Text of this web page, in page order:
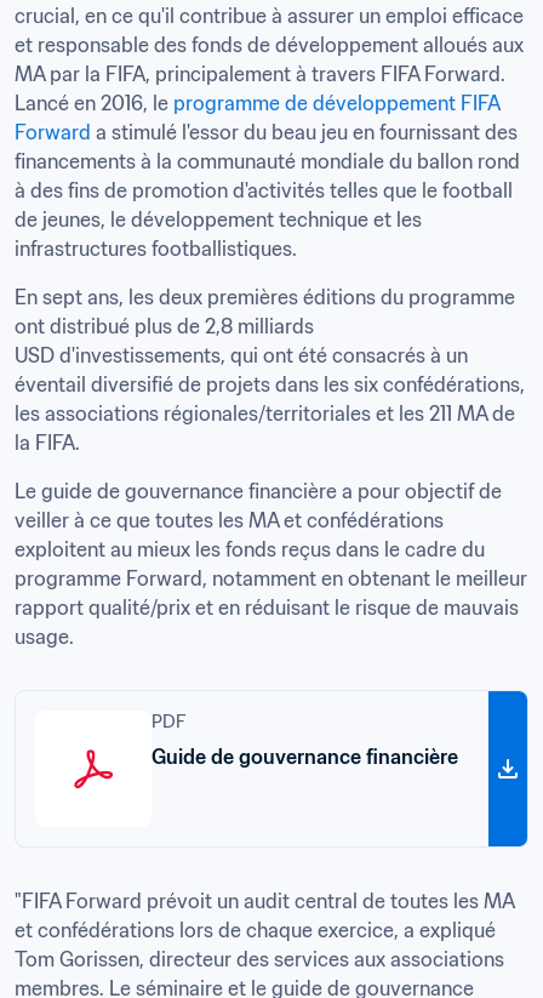
crucial, en ce qu'il contribue à assurer un emploi efficace
et responsable des fonds de développement alloués aux
MA par la FIFA, principalement à travers FIFA Forward.
Lancé en 2016, le programme de développement FIFA
Forward a stimulé l'essor du beau jeu en fournissant des
financements à la communauté mondiale du ballon rond
à des fins de promotion d'activités telles que le football
de jeunes, le développement technique et les
infrastructures footballistiques.
En sept ans, les deux premières éditions du programme
ont distribué plus de 2,8 milliards
USD d'investissements, qui ont été consacrés à un
éventail diversifié de projets dans les six confédérations,
les associations régionales/territoriales et les 211 MA de
la FIFA.
Le guide de gouvernance financière a pour objectif de
veiller à ce que toutes les MA et confédérations
exploitent au mieux les fonds reçus dans le cadre du
programme Forward, notamment en obtenant le meilleur
rapport qualité/prix et en réduisant le risque de mauvais
usage.
PDF
Guide de gouvernance financière
"FIFA Forward prévoit un audit central de toutes les MA
et confédérations lors de chaque exercice, a expliqué
Tom Gorissen, directeur des services aux associations
membres. Le séminaire et le guide de gouvernance